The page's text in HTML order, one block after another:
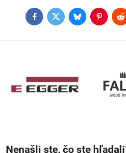
FacebookTwitterBlueskyPinterest
Nenašli ste, čo ste